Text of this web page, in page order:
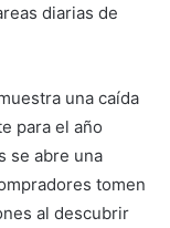
diarias de
una caída
para el año
se abre una
tomen
al descubrir